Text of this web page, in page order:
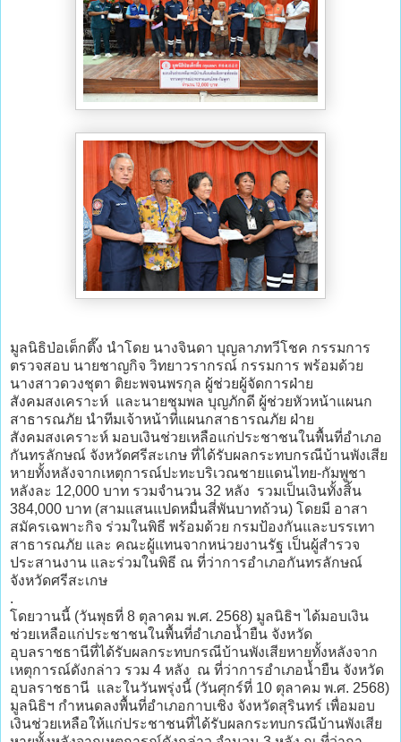
มูลนิธิป่อเต็กตึ๊ง นำโดย นางจินดา บุญลาภทวีโชค กรรมการ
ตรวจสอบ นายชาญกิจ วิทยาวรากรณ์ กรรมการ พร้อมด้วย
นางสาวดวงชุตา ติยะพจนพรกุล ผู้ช่วยผู้จัดการฝ่าย
สังคมสงเคราะห์ และนายชุมพล บุญภักดี ผู้ช่วยหัวหน้าแผนก
สาธารณภัย นำทีมเจ้าหน้าที่แผนกสาธารณภัย ฝ่าย
สังคมสงเคราะห์ มอบเงินช่วยเหลือแก่ประชาชนในพื้นที่อำเภอ
กันทรลักษณ์ จังหวัดศรีสะเกษ ที่ได้รับผลกระทบกรณีบ้านพังเสีย
หายทั้งหลังจากเหตุการณ์ปะทะบริเวณชายแดนไทย-กัมพูชา
หลังละ 12,000 บาท รวมจำนวน 32 หลัง รวมเป็นเงินทั้งสิ้น
384,000 บาท (สามแสนแปดหมื่นสี่พันบาทถ้วน) โดยมี อาสา
สมัครเฉพาะกิจ ร่วมในพิธี พร้อมด้วย กรมป้องกันและบรรเทา
สาธารณภัย และ คณะผู้แทนจากหน่วยงานรัฐ เป็นผู้สำรวจ
ประสานงาน และร่วมในพิธี ณ ที่ว่าการอำเภอกันทรลักษณ์
จังหวัดศรีสะเกษ
.
โดยวานนี้ (วันพุธที่ 8 ตุลาคม พ.ศ. 2568) มูลนิธิฯ ได้มอบเงิน
ช่วยเหลือแก่ประชาชนในพื้นที่อำเภอน้ำยืน จังหวัด
อุบลราชธานีที่ได้รับผลกระทบกรณีบ้านพังเสียหายทั้งหลังจาก
เหตุการณ์ดังกล่าว รวม 4 หลัง ณ ที่ว่าการอำเภอน้ำยืน จังหวัด
อุบลราชธานี และในวันพรุ่งนี้ (วันศุกร์ที่ 10 ตุลาคม พ.ศ. 2568)
มูลนิธิฯ กำหนดลงพื้นที่อำเภอกาบเชิง จังหวัดสุรินทร์ เพื่อมอบ
เงินช่วยเหลือให้แก่ประชาชนที่ได้รับผลกระทบกรณีบ้านพังเสีย